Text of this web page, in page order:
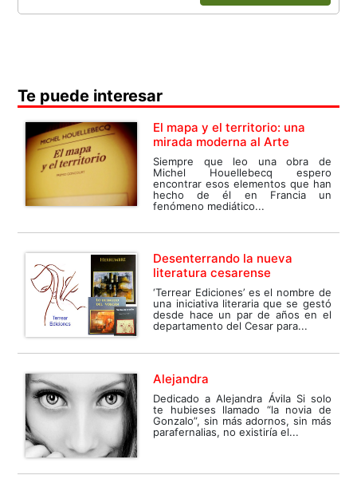
Te puede interesar
El mapa y el territorio: una
mirada moderna al Arte
Siempre que leo una obra de
Michel Houellebecq espero
encontrar esos elementos que han
hecho de él en Francia un
fenómeno mediático...
Desenterrando la nueva
literatura cesarense
‘Terrear Ediciones’ es el nombre de
una iniciativa literaria que se gestó
desde hace un par de años en el
departamento del Cesar para...
Alejandra
Dedicado a Alejandra Ávila Si solo
te hubieses llamado “la novia de
Gonzalo”, sin más adornos, sin más
parafernalias, no existiría el...